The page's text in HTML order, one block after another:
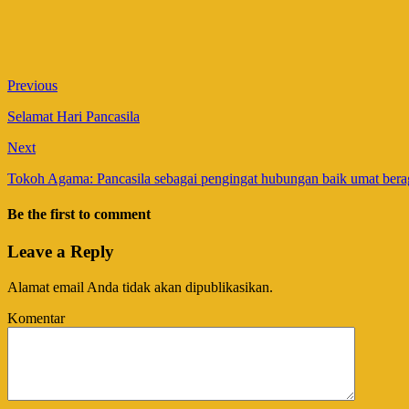
Previous
Selamat Hari Pancasila
Next
Tokoh Agama: Pancasila sebagai pengingat hubungan baik umat
Be the first to comment
Leave a Reply
Alamat email Anda tidak akan dipublikasikan.
Komentar